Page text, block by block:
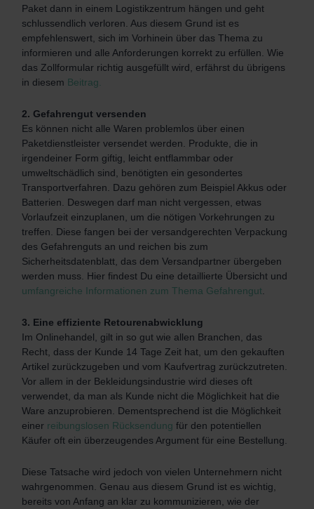
Paket dann in einem Logistikzentrum hängen und geht
schlussendlich verloren. Aus diesem Grund ist es
empfehlenswert, sich im Vorhinein über das Thema zu
informieren und alle Anforderungen korrekt zu erfüllen. Wie
das Zollformular richtig ausgefüllt wird, erfährst du übrigens
in diesem Beitrag.
2. Gefahrengut versenden
Es können nicht alle Waren problemlos über einen
Paketdienstleister versendet werden. Produkte, die in
irgendeiner Form giftig, leicht entflammbar oder
umweltschädlich sind, benötigten ein gesondertes
Transportverfahren. Dazu gehören zum Beispiel Akkus oder
Batterien. Deswegen darf man nicht vergessen, etwas
Vorlaufzeit einzuplanen, um die nötigen Vorkehrungen zu
treffen. Diese fangen bei der versandgerechten Verpackung
des Gefahrenguts an und reichen bis zum
Sicherheitsdatenblatt, das dem Versandpartner übergeben
werden muss. Hier findest Du eine detaillierte Übersicht und
umfangreiche Informationen zum Thema Gefahrengut
3. Eine effiziente Retourenabwicklung
Im Onlinehandel, gilt in so gut wie allen Branchen, das
Recht, dass der Kunde 14 Tage Zeit hat, um den gekauften
Artikel zurückzugeben und vom Kaufvertrag zurückzutreten.
Vor allem in der Bekleidungsindustrie wird dieses oft
verwendet, da man als Kunde nicht die Möglichkeit hat die
Ware anzuprobieren. Dementsprechend ist die Möglichkeit
einer reibungslosen Rücksendung für den potentiellen
Käufer oft ein überzeugendes Argument für eine Bestellung.
Diese Tatsache wird jedoch von vielen Unternehmern nicht
wahrgenommen. Genau aus diesem Grund ist es wichtig,
bereits von Anfang an klar zu kommunizieren, wie der